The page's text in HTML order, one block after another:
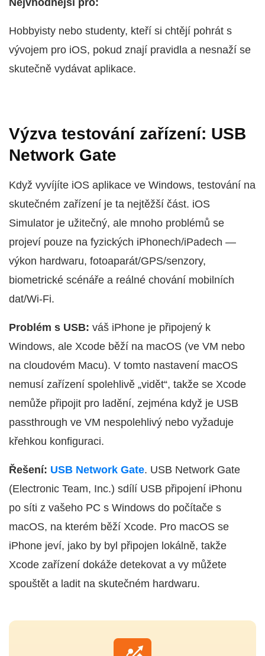
Nejvhodnější pro:
Hobbyisty nebo studenty, kteří si chtějí pohrát s
vývojem pro iOS, pokud znají pravidla a nesnaží se
skutečně vydávat aplikace.
Výzva testování zařízení: USB
Network Gate
Když vyvíjíte iOS aplikace ve Windows, testování na
skutečném zařízení je ta nejtěžší část. iOS
Simulator je užitečný, ale mnoho problémů se
projeví pouze na fyzických iPhonech/iPadech —
výkon hardwaru, fotoaparát/GPS/senzory,
biometrické scénáře a reálné chování mobilních
dat/Wi‑Fi.
Problém s USB: váš iPhone je připojený k
Windows, ale Xcode běží na macOS (ve VM nebo
na cloudovém Macu). V tomto nastavení macOS
nemusí zařízení spolehlivě „vidět“, takže se Xcode
nemůže připojit pro ladění, zejména když je USB
passthrough ve VM nespolehlivý nebo vyžaduje
křehkou konfiguraci.
Řešení: USB Network Gate. USB Network Gate
(Electronic Team, Inc.) sdílí USB připojení iPhonu
po síti z vašeho PC s Windows do počítače s
macOS, na kterém běží Xcode. Pro macOS se
iPhone jeví, jako by byl připojen lokálně, takže
Xcode zařízení dokáže detekovat a vy můžete
spouštět a ladit na skutečném hardwaru.